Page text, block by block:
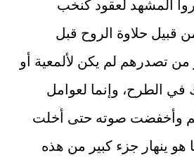
المشهد لعقود كنخب
قبيل حلاوة الروح قبل
من تصدرهم لم يكن لألمعية أو
في الطرح، وإنما لعوامل
وأخفضت صوته حتى أخلت
هو ينهار جزء كبير من هذه